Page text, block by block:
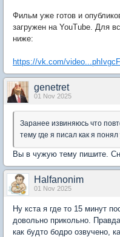
Фильм уже готов и
загружен на YouTube. Для
ниже:
https://vk.com/
genetret
01 Nov 2025
Заранее извиняюсь что
тему где я писал как я
Вы в чужую тему пишите.
Halfanonim
01 Nov 2025
Ну кста я где то 15 минут
довольно прикольно.
как будто бодро озвучено,